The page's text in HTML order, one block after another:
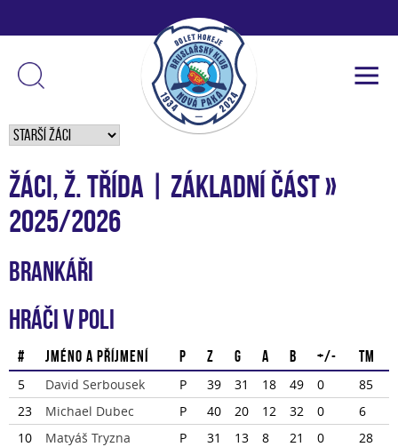
Žáci, Ž. třída | Základní část »
2025/2026
Brankáři
Hráči v poli
# Jméno a příjmení P Z G A B +/- TM
5 David Serbousek P 39 31 18 49 0
85
23
Michael Dubec P 40 20 12 32 0
6
10
Matyáš Tryzna P 31 13 8 21 0
28